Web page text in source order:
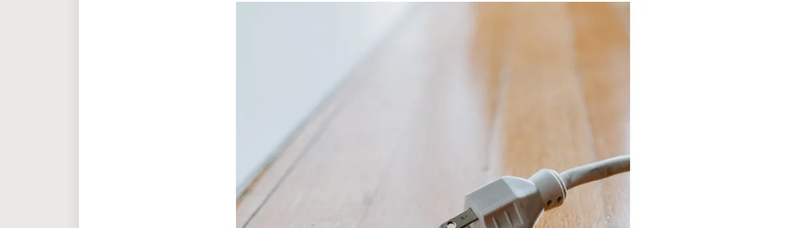
一方、３ピンプラグは、接地端子があるタイプで、安全性が高く、大型や高出力の電気
製品に向いています。